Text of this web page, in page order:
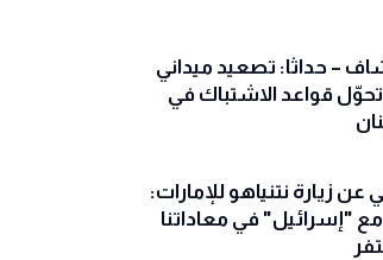
– حداثا: تصعيد ميداني
قواعد الاشتباك في
زيارة نتنياهو للإمارات:
مع "إسرائيل" في معاداتنا